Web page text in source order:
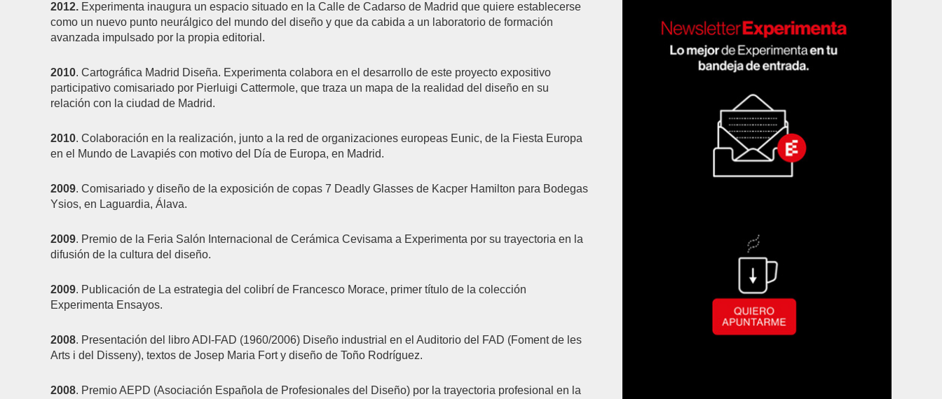
2012. Experimenta inaugura un espacio situado en la Calle de Cadarso de Madrid que quiere establecerse
como un nuevo punto neurálgico del mundo del diseño y que da cabida a un laboratorio de formación
avanzada impulsado por la propia editorial.
2010. Cartográfica Madrid Diseña. Experimenta colabora en el desarrollo de este proyecto expositivo
participativo comisariado por Pierluigi Cattermole, que traza un mapa de la realidad del diseño en su
relación con la ciudad de Madrid.
2010. Colaboración en la realización, junto a la red de organizaciones europeas Eunic, de la Fiesta Europa
en el Mundo de Lavapiés con motivo del Día de Europa, en Madrid.
2009. Comisariado y diseño de la exposición de copas 7 Deadly Glasses de Kacper Hamilton para Bodegas
Ysios, en Laguardia, Álava.
2009. Premio de la Feria Salón Internacional de Cerámica Cevisama a Experimenta por su trayectoria en la
difusión de la cultura del diseño.
2009. Publicación de La estrategia del colibrí de Francesco Morace, primer título de la colección
Experimenta Ensayos.
2008. Presentación del libro ADI-FAD (1960/2006) Diseño industrial en el Auditorio del FAD (Foment de les
Arts i del Disseny), textos de Josep Maria Fort y diseño de Toño Rodríguez.
2008. Premio AEPD (Asociación Española de Profesionales del Diseño) por la trayectoria profesional en la